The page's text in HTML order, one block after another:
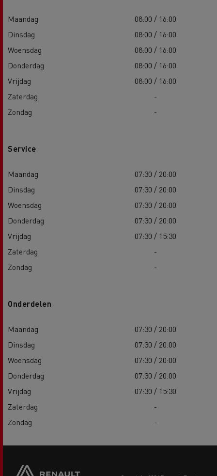
Maandag
08:00 / 16:00
Dinsdag
08:00 / 16:00
Woensdag
08:00 / 16:00
Donderdag
08:00 / 16:00
Vrijdag
08:00 / 16:00
Zaterdag
-
Zondag
-
Service
Maandag
07:30 / 20:00
Dinsdag
07:30 / 20:00
Woensdag
07:30 / 20:00
Donderdag
07:30 / 20:00
Vrijdag
07:30 / 15:30
Zaterdag
-
Zondag
-
Onderdelen
Maandag
07:30 / 20:00
Dinsdag
07:30 / 20:00
Woensdag
07:30 / 20:00
Donderdag
07:30 / 20:00
Vrijdag
07:30 / 15:30
Zaterdag
-
Zondag
-